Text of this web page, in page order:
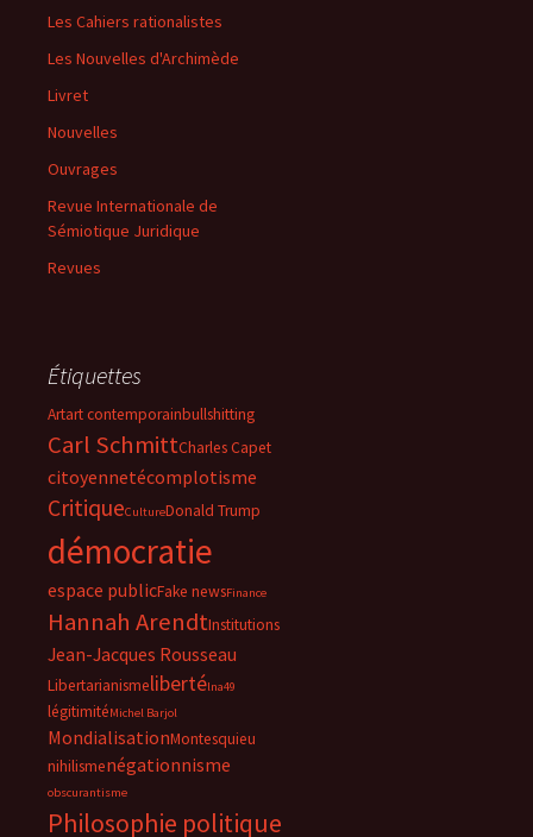
Les Cahiers rationalistes
Les Nouvelles d'Archimède
Livret
Nouvelles
Ouvrages
Revue Internationale de
Sémiotique Juridique
Revues
Étiquettes
Artart contemporainbullshitting
Carl SchmittCharles Capet
citoyennetécomplotisme
CritiqueCultureDonald Trump
démocratie
espace publicFake newsFinance
Hannah ArendtInstitutions
Jean-Jacques Rousseau
Libertarianismelibertélna49
légitimitéMichel Barjol
MondialisationMontesquieu
nihilismenégationnisme
obscurantisme
Philosophie politique